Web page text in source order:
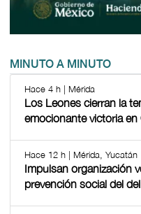
MINUTO A MINUTO
Hace 4 h | Mérida
Los Leones cierran la
emocionante victoria
Hace 12 h | Mérida, Yucatán
Impulsan organización
prevención social del